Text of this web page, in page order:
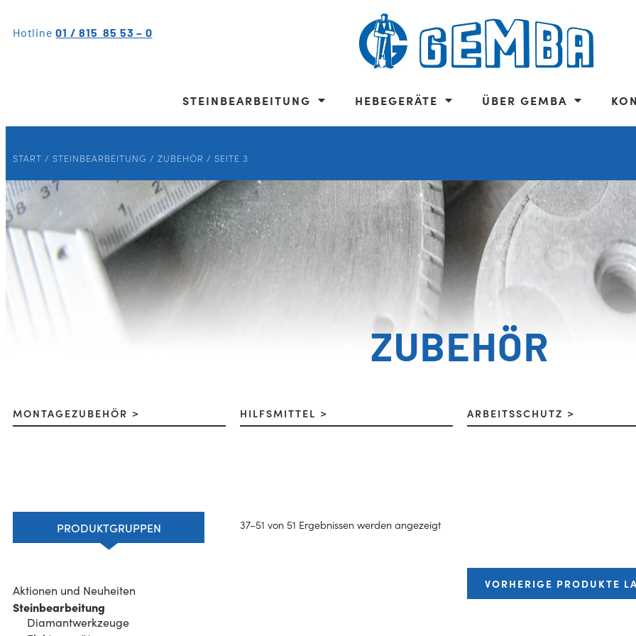
Hotline01 / 815 85 53 – 0
STEINBEARBEITUNG HEBEGERÄTE ÜBER GEMBA
START / STEINBEARBEITUNG / ZUBEHÖR / SEITE 3
ZUBEHÖR
MONTAGEZUBEHÖR HILFSMITTEL ARBEITSSCHUTZ
PRODUKTGRUPPEN
Aktionen und Neuheiten
Steinbearbeitung
Diamantwerkzeuge
37–51 von 51 Ergebnissen werden angezeigt
VORHERIGE PRODUKTE